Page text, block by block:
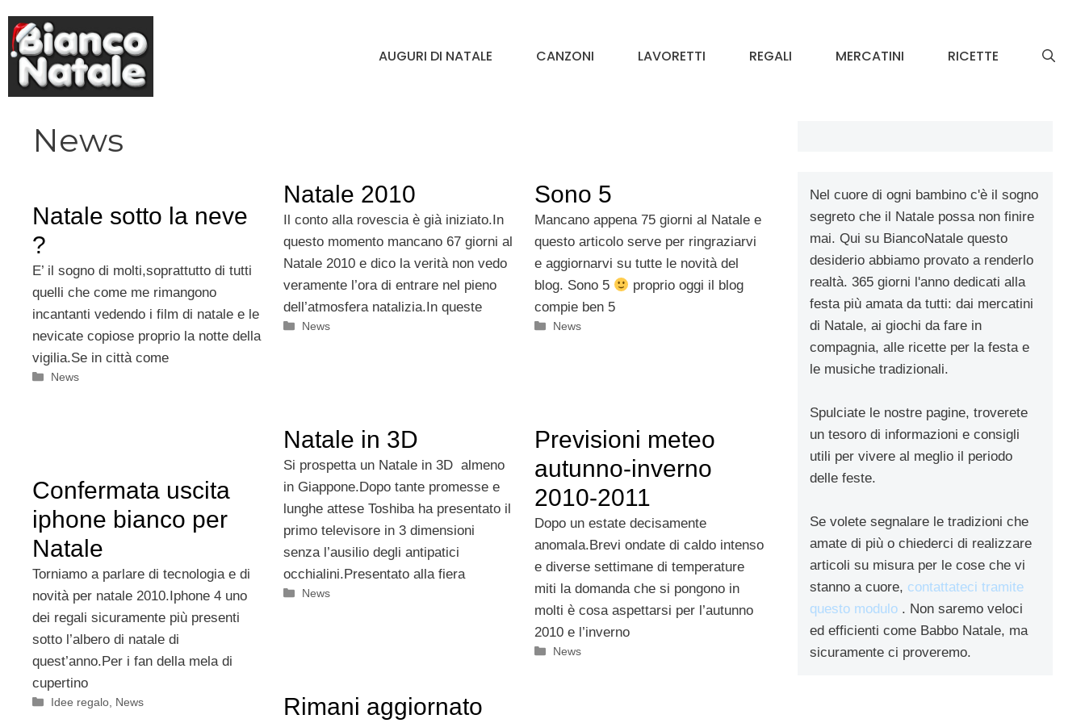
contenuto
AUGURI DI NATALE CANZONI LAVORETTI REGALI MERCATINI RICETTE
News
Natale sotto la neve
?
E’ il sogno di molti,soprattutto di tutti
quelli che come me rimangono
incantanti vedendo i film di natale e le
nevicate copiose proprio la notte della
vigilia.Se in città come
Categorie
News
Natale 2010
Il conto alla rovescia è già iniziato.In
questo momento mancano 67 giorni al
Natale 2010 e dico la verità non vedo
veramente l’ora di entrare nel pieno
dell’atmosfera natalizia.In queste
Categorie
News
Sono 5
Mancano appena 75 giorni al Natale e
questo articolo serve per ringraziarvi
e aggiornarvi su tutte le novità del
blog. Sono 5
proprio oggi il blog
compie ben 5
Categorie
News
Natale in 3D
Si prospetta un Natale in 3D almeno
in Giappone.Dopo tante promesse e
lunghe attese Toshiba ha presentato il
primo televisore in 3 dimensioni
senza l’ausilio degli antipatici
occhialini.Presentato alla fiera
Categorie
News
Previsioni meteo
autunno-inverno
2010-2011
Dopo un estate decisamente
anomala.Brevi ondate di caldo intenso
e diverse settimane di temperature
miti la domanda che si pongono in
molti è cosa aspettarsi per l’autunno
2010 e l’inverno
Categorie
News
Confermata uscita
iphone bianco per
Natale
Torniamo a parlare di tecnologia e di
novità per natale 2010.Iphone 4 uno
dei regali sicuramente più presenti
sotto l’albero di natale di
quest’anno.Per i fan della mela di
cupertino
Categorie
Idee regalo News Rimani aggiornato
Nel cuore di ogni bambino c'è il sogno
segreto che il Natale possa non finire
mai. Qui su BiancoNatale questo
desiderio abbiamo provato a renderlo
realtà. 365 giorni l'anno dedicati alla
festa più amata da tutti: dai mercatini
di Natale, ai giochi da fare in
compagnia, alle ricette per la festa e
le musiche tradizionali.
Spulciate le nostre pagine, troverete
un tesoro di informazioni e consigli
utili per vivere al meglio il periodo
delle feste.
Se volete segnalare le tradizioni che
amate di più o chiederci di realizzare
articoli su misura per le cose che vi
stanno a cuore, contattateci tramite
questo modulo . Non saremo veloci
ed efficienti come Babbo Natale, ma
sicuramente ci proveremo.